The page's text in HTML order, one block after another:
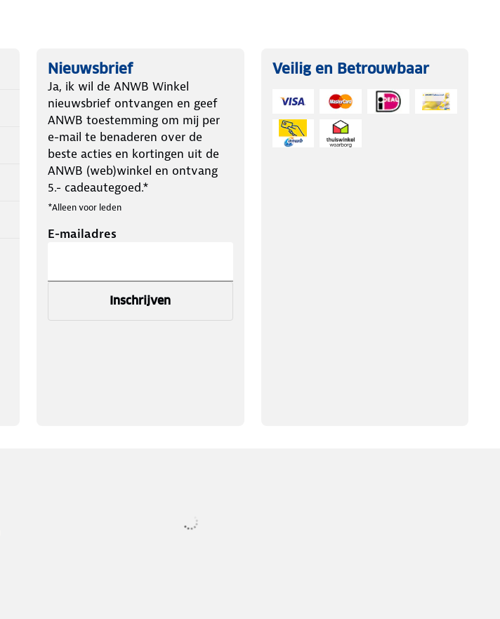
Nieuwsbrief
Ja, ik wil de ANWB Winkel
nieuwsbrief ontvangen en geef
ANWB toestemming om mij per
e-mail te benaderen over de
beste acties en kortingen uit de
ANWB (web)winkel en ontvang
5.- cadeautegoed.*
*Alleen voor leden
E-mailadres
Inschrijven
Veilig en Betrouwbaar